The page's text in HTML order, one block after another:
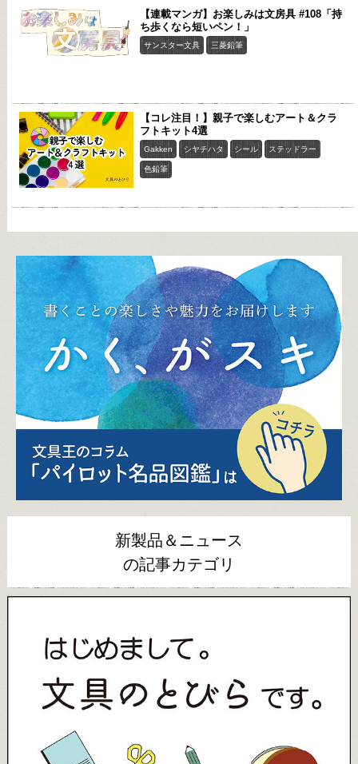
【連載マンガ】お楽しみは文房具 #108「持
ち歩くなら短いペン！」
サンスター文具 三菱鉛筆
【コレ注目！】親子で楽しむアート＆クラ
フトキット4選
Gakken シヤチハタ シール ステッドラー
色鉛筆
新製品＆ニュース
の記事カテゴリ